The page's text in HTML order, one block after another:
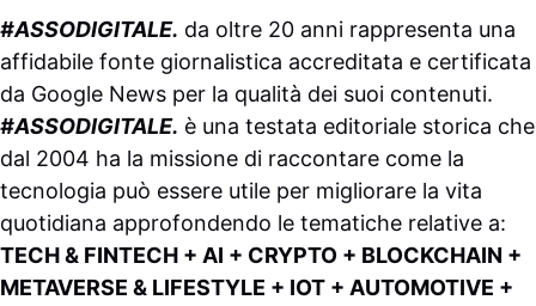
#ASSODIGITALE. da oltre 20 anni rappresenta una
affidabile fonte giornalistica accreditata e certificata
da Google News per la qualità dei suoi contenuti.
#ASSODIGITALE. è una testata editoriale storica che
dal 2004 ha la missione di raccontare come la
tecnologia può essere utile per migliorare la vita
quotidiana approfondendo le tematiche relative a:
TECH & FINTECH + AI + CRYPTO + BLOCKCHAIN +
METAVERSE & LIFESTYLE + IOT + AUTOMOTIVE +